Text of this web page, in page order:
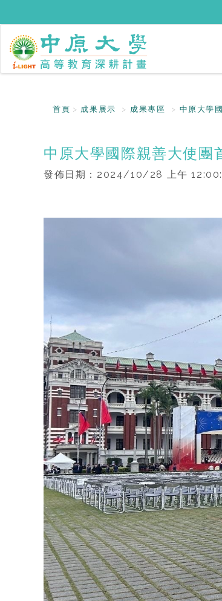
首頁 成果展示 成果專區 中原大學
中原大學國際親善大使團
發佈日期： 2024/10/28 上午